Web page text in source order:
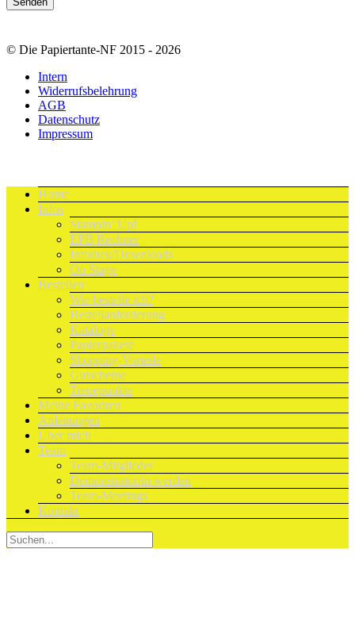
© Die Papiertante-NF 2015 - 2026
Intern
Widerrufsbelehrung
AGB
Datenschutz
Impressum
Home
Infos
Stampin’ Up!
EPB Rechner
Infothek/Downloads
On Stage
Bestellen
Wie bestelle ich?
Bestellanforderung
Kataloge
Papierpakete
Shopping-Vorteile
Gutscheine
Treuepunkte
Meine Favoriten
Anleitungen
Über mich
Team
Team-Mitglieder
Demonstrator/in werden
Team-Meetings
Kontakt